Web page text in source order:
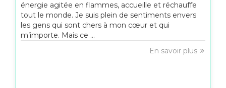
énergie agitée en flammes, accueille et réchauffe
tout le monde. Je suis plein de sentiments envers
les gens qui sont chers à mon cœur et qui
m’importe. Mais ce ...
En savoir plus